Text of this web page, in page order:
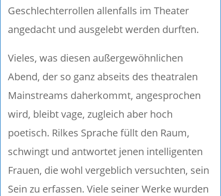
Geschlechterrollen allenfalls im Theater
angedacht und ausgelebt werden durften.
Vieles, was diesen außergewöhnlichen
Abend, der so ganz abseits des theatralen
Mainstreams daherkommt, angesprochen
wird, bleibt vage, zugleich aber hoch
poetisch. Rilkes Sprache füllt den Raum,
schwingt und antwortet jenen intelligenten
Frauen, die wohl vergeblich versuchten, sein
Sein zu erfassen. Viele seiner Werke wurden